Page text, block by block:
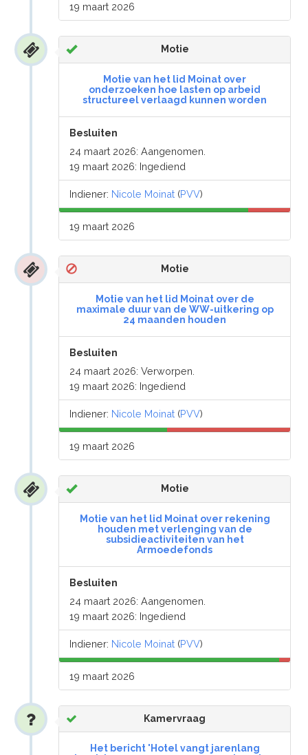
19 maart 2026
Motie
Motie van het lid Moinat over
onderzoeken hoe lasten op arbeid
structureel verlaagd kunnen worden
Besluiten
24 maart 2026: Aangenomen.
19 maart 2026: Ingediend
Indiener: Nicole Moinat (PVV)
19 maart 2026
Motie
Motie van het lid Moinat over de
maximale duur van de WW-uitkering op
24 maanden houden
Besluiten
24 maart 2026: Verworpen.
19 maart 2026: Ingediend
Indiener: Nicole Moinat (PVV)
19 maart 2026
Motie
Motie van het lid Moinat over rekening
houden met verlenging van de
subsidieactiviteiten van het
Armoedefonds
Besluiten
24 maart 2026: Aangenomen.
19 maart 2026: Ingediend
Indiener: Nicole Moinat (PVV)
19 maart 2026
Kamervraag
Het bericht 'Hotel vangt jarenlang